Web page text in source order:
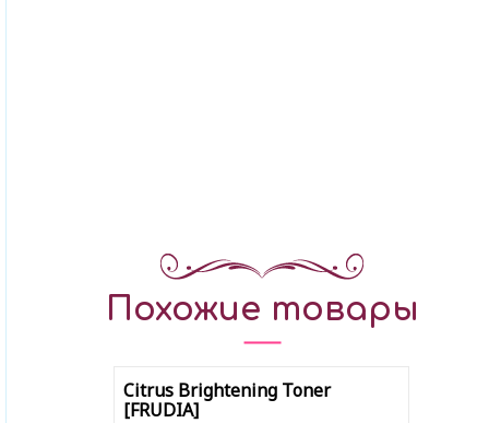
Похожие товары
Citrus Brightening Toner
[FRUDIA]